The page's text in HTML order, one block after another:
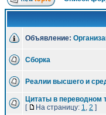
Объявление:
Сборка
Реалии высшего и
Цитаты в переводном
[
На страницу: 1, 2 ]